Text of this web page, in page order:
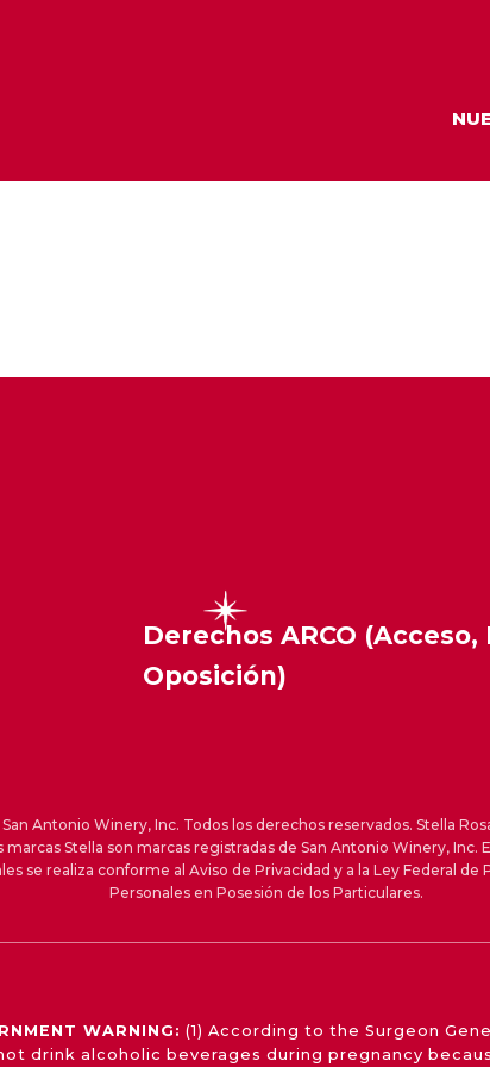
Derechos ARCO
Oposición)
Antonio Winery, Inc. Todos los derechos reservados. Stella
marcas Stella son marcas registradas de San Antonio Winery, Inc.
se realiza conforme al Aviso de Privacidad y a la Ley Federal de
Personales en Posesión de los Particulares.
WARNING: (1) According to the Surgeon
drink alcoholic beverages during pregnancy